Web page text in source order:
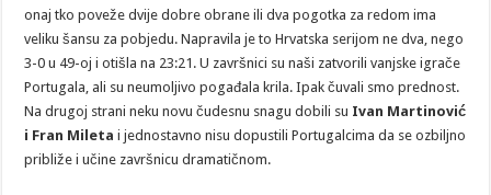
onaj tko poveže dvije dobre obrane ili dva pogotka za redom ima
veliku šansu za pobjedu. Napravila je to Hrvatska serijom ne dva, nego
3-0 u 49-oj i otišla na 23:21. U završnici su naši zatvorili vanjske igrače
Portugala, ali su neumoljivo pogađala krila. Ipak čuvali smo prednost.
Na drugoj strani neku novu čudesnu snagu dobili su Ivan Martinović
i Fran Miletai jednostavno nisu dopustili Portugalcima da se ozbiljno
približe i učine završnicu dramatičnom.